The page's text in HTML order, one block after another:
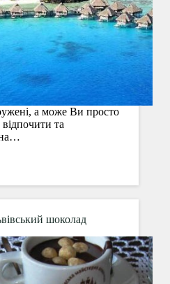
а може Ви просто
та
на…
шоколад